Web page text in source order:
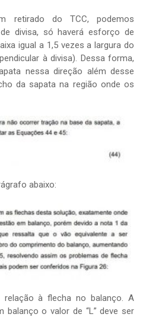
retirado do TCC, podemos
divisa, só haverá esforço de
igual a 1,5 vezes a largura do
à divisa). Dessa forma,
nessa direção além desse
da sapata na região onde os
abaixo:
à flecha no balanço. A
balanço o valor de “L” deve ser